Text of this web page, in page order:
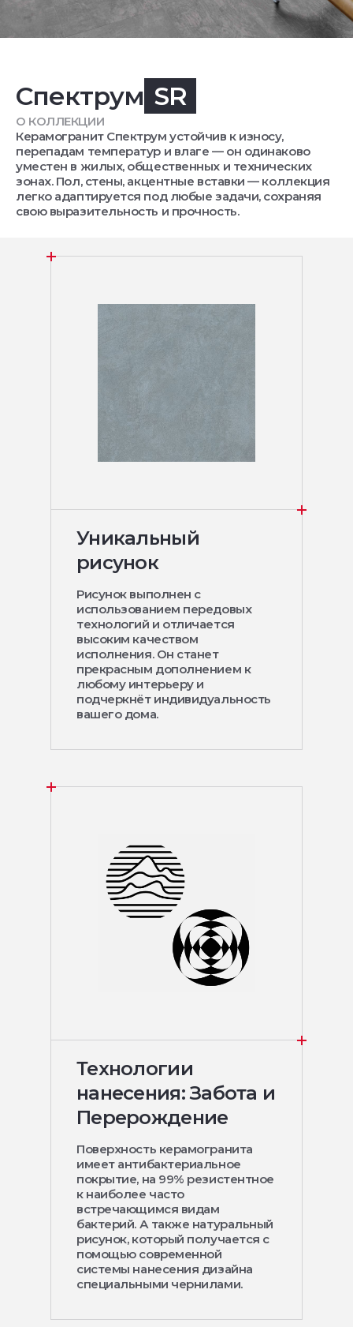
Спектрум SR
О КОЛЛЕКЦИИ
Керамогранит Спектрум устойчив к износу,
перепадам температур и влаге — он одинаково
уместен в жилых, общественных и технических
зонах. Пол, стены, акцентные вставки — коллекция
легко адаптируется под любые задачи, сохраняя
свою выразительность и прочность.
Уникальный
рисунок
Рисунок выполнен с
использованием передовых
технологий и отличается
высоким качеством
исполнения. Он станет
прекрасным дополнением к
любому интерьеру и
подчеркнёт индивидуальность
вашего дома.
Технологии
нанесения: Забота и
Перерождение
Поверхность керамогранита
имеет антибактериальное
покрытие, на 99% резистентное
к наиболее часто
встречающимся видам
бактерий. А также натуральный
рисунок, который получается с
помощью современной
системы нанесения дизайна
специальными чернилами.